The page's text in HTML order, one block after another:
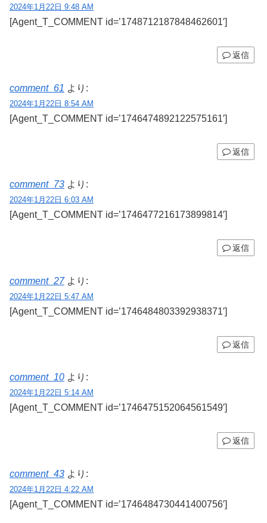
2024年1月22日 9:48 AM
[Agent_T_COMMENT id=’1748712187848462601′]
返信
comment_61 より:
2024年1月22日 8:54 AM
[Agent_T_COMMENT id=’1746474892122575161′]
返信
comment_73 より:
2024年1月22日 6:03 AM
[Agent_T_COMMENT id=’1746477216173899814′]
返信
comment_27 より:
2024年1月22日 5:47 AM
[Agent_T_COMMENT id=’1746484803392938371′]
返信
comment_10 より:
2024年1月22日 5:14 AM
[Agent_T_COMMENT id=’1746475152064561549′]
返信
comment_43 より:
2024年1月22日 4:22 AM
[Agent_T_COMMENT id=’1746484730441400756′]